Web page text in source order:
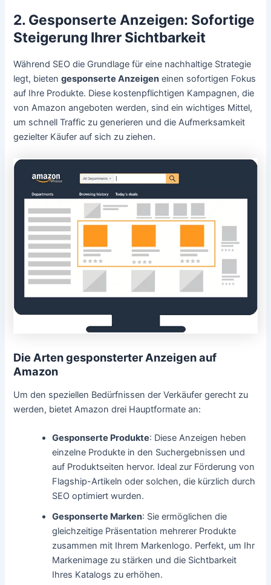
2. Gesponserte Anzeigen: Sofortige
Steigerung Ihrer Sichtbarkeit
Während SEO die Grundlage für eine nachhaltige Strategie
legt, bietengesponserte Anzeigen einen sofortigen Fokus
auf Ihre Produkte. Diese kostenpflichtigen Kampagnen, die
von Amazon angeboten werden, sind ein wichtiges Mittel,
um schnell Traffic zu generieren und die Aufmerksamkeit
gezielter Käufer auf sich zu ziehen.
Die Arten gesponsterter Anzeigen auf
Amazon
Um den speziellen Bedürfnissen der Verkäufer gerecht zu
werden, bietet Amazon drei Hauptformate an:
Gesponserte Produkte: Diese Anzeigen heben
einzelne Produkte in den Suchergebnissen und
auf Produktseiten hervor. Ideal zur Förderung von
Flagship-Artikeln oder solchen, die kürzlich durch
SEO optimiert wurden.
Gesponserte Marken: Sie ermöglichen die
gleichzeitige Präsentation mehrerer Produkte
zusammen mit Ihrem Markenlogo. Perfekt, um Ihr
Markenimage zu stärken und die Sichtbarkeit
Ihres Katalogs zu erhöhen.